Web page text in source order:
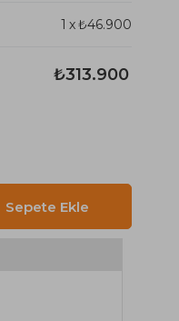
1 x₺46.900
₺313.900